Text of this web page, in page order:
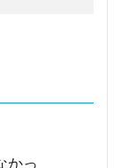
かっ